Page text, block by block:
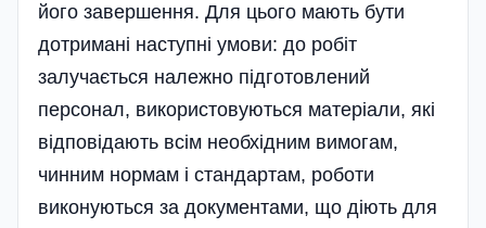
його завершення. Для цього мають бути
дотримані наступні умови: до робіт
залучається належно підготовлений
персонал, використовуються матеріали, які
відповідають всім необхідним вимогам,
чинним нормам і стандартам, роботи
виконуються за документами, що діють для